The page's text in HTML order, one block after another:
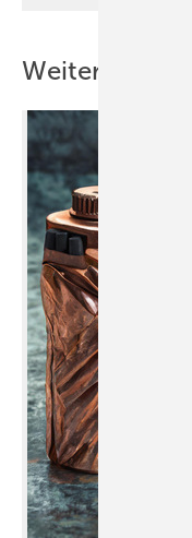
Weitere Inhalte